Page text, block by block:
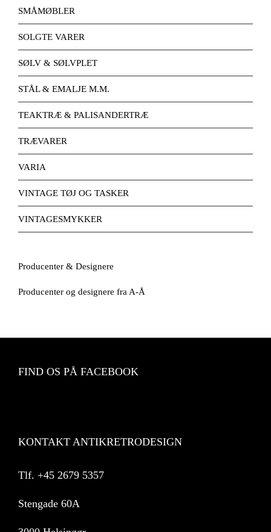
SMÅMØBLER
SOLGTE VARER
SØLV & SØLVPLET
STÅL & EMALJE M.M.
TEAKTRÆ & PALISANDERTRÆ
TRÆVARER
VARIA
VINTAGE TØJ OG TASKER
VINTAGESMYKKER
Producenter & Designere
Producenter og designere fra A-Å
FIND OS PÅ FACEBOOK
KONTAKT ANTIKRETRODESIGN
Tlf. +45 2679 5357
Stengade 60A